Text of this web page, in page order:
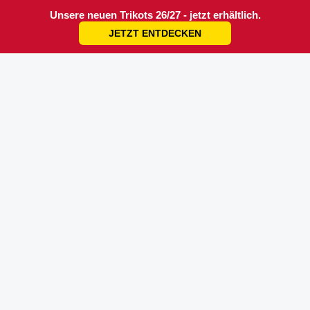
Unsere neuen Trikots 26/27 - jetzt erhältlich.
JETZT ENTDECKEN